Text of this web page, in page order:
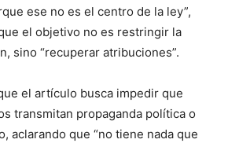
ese no es el centro de la ley”,
el objetivo no es restringir la
sino “recuperar atribuciones”.
el artículo busca impedir que
transmitan propaganda política o
aclarando que “no tiene nada que